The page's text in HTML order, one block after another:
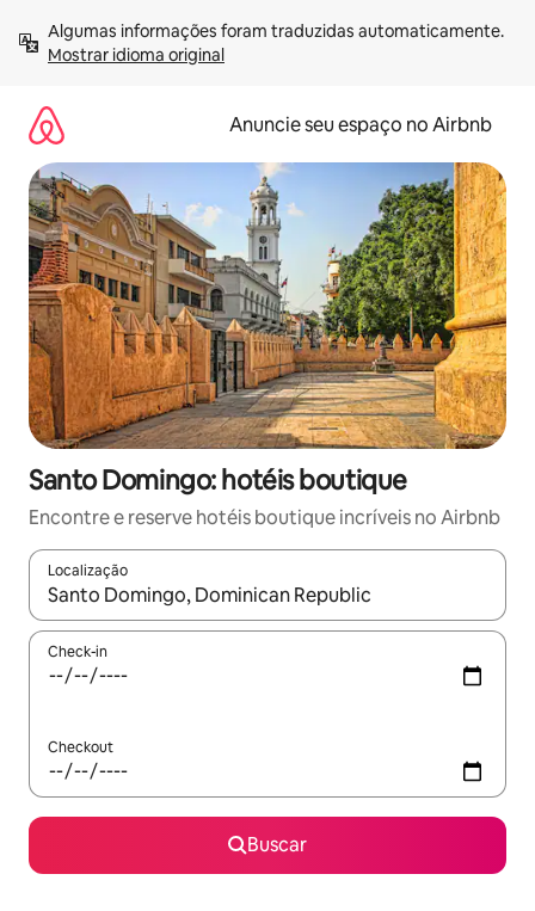
para
Mostrar idioma original
Anuncie seu espaço no Airbnb
Santo Domingo: hotéis boutique
Encontre e reserve hotéis boutique incríveis no Airbnb
Localização
Quando os resultados estiverem disponíveis, explore-os
Check-in
Checkout
Buscar